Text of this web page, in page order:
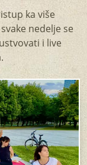
ka više
nedelje se
i live